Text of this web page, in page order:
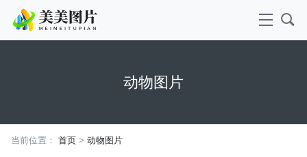
动物图片
当前位置： 首页> 动物图片